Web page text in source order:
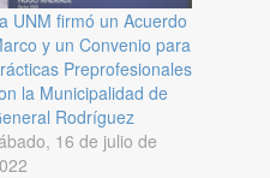
UNM firmó un Acuerdo
y un Convenio para
Preprofesionales
la Municipalidad de
Rodríguez
16 de julio de